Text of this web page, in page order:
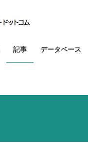
記事 データベース